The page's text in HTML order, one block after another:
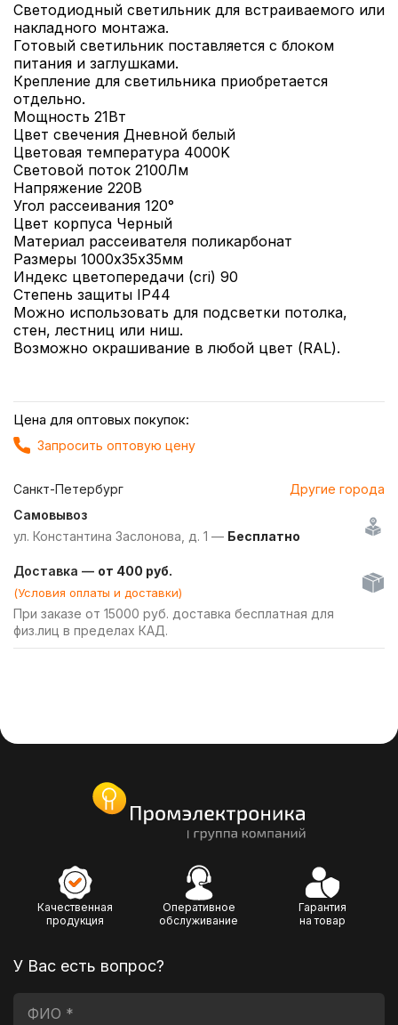
Светодиодный светильник для встраиваемого или
накладного монтажа.
Готовый светильник поставляется с блоком
питания и заглушками.
Крепление для светильника приобретается
отдельно.
Мощность 21Вт
Цвет свечения Дневной белый
Цветовая температура 4000K
Световой поток 2100Лм
Напряжение 220В
Угол рассеивания 120°
Цвет корпуса Черный
Материал рассеивателя поликарбонат
Размеры 1000х35х35мм
Индекс цветопередачи (cri) 90
Степень защиты IP44
Можно использовать для подсветки потолка,
стен, лестниц или ниш.
Возможно окрашивание в любой цвет (RAL).
Цена для оптовых покупок:
Запросить оптовую цену
Санкт-Петербург
Другие города
Самовывоз
ул. Константина Заслонова, д. 1 — Бесплатно
Доставка — от 400 руб.
(Условия оплаты и доставки)
При заказе от 15000 руб. доставка бесплатная для
физ.лиц в пределах КАД.
Качественная
продукция
Оперативное
обслуживание
Гарантия
на товар
У Вас есть вопрос?